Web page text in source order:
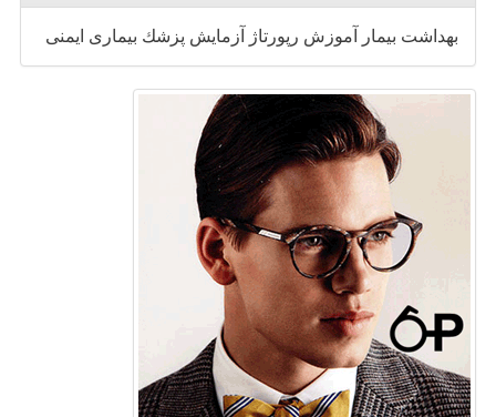
بهداشت بیمار آموزش رپورتاژ آزمایش پزشك بیماری ایمنی